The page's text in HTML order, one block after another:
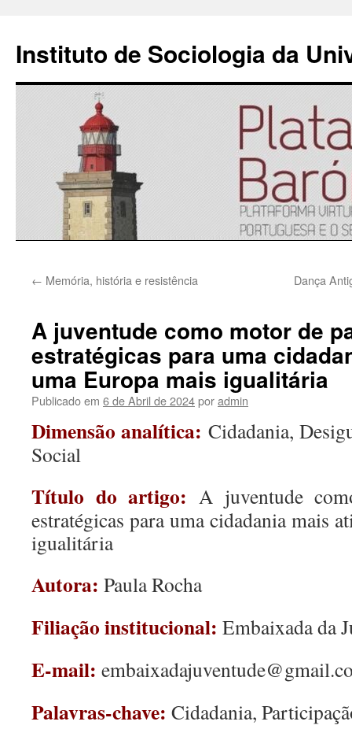
Instituto de Sociologia da
para
conteúdo
← Memória, história e resistência Dança
A juventude como motor de
estratégicas para uma
uma Europa mais igualitária
Publicado em 6 de Abril de 2024poradmin
Dimensão analítica: Cidadania,
Social
Título do artigo: A juventude
estratégicas para uma cidadania mais
igualitária
Autora: Paula Rocha
Filiação institucional: Embaixada da
E-mail:
Palavras-chave: Cidadania,